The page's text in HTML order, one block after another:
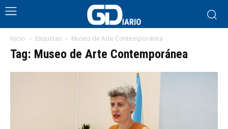
Inicio Etiquetas Museo de Arte Contemporánea
Tag: Museo de Arte Contemporánea